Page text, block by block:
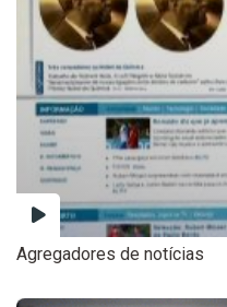
Agregadores de notícias